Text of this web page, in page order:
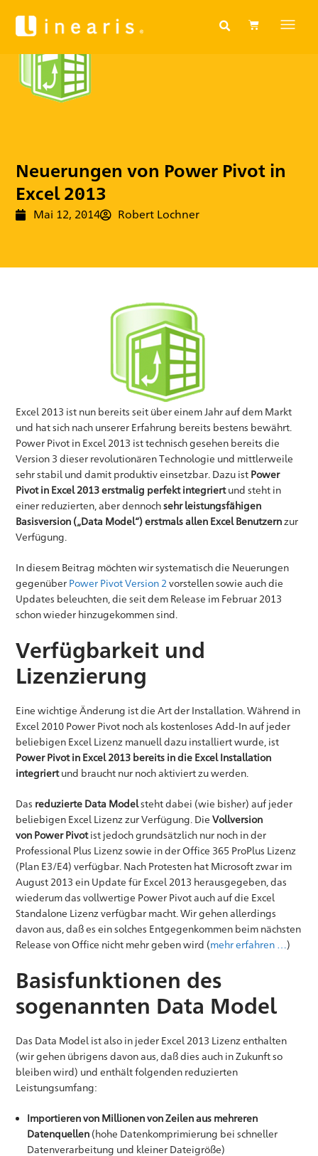
Neuerungen von Power Pivot in
Excel 2013
Mai 12, 2014 Robert Lochner
Excel 2013 ist nun bereits seit über einem Jahr auf dem Markt
und hat sich nach unserer Erfahrung bereits bestens bewährt.
Power Pivot in Excel 2013 ist technisch gesehen bereits die
Version 3 dieser revolutionären Technologie und mittlerweile
sehr stabil und damit produktiv einsetzbar. Dazu ist Power
Pivot in Excel 2013 erstmalig perfekt integriertund steht in
einer reduzierten, aber dennochsehr leistungsfähigen
Basisversion („Data Model“) erstmals allen Excel Benutzernzur
Verfügung.
In diesem Beitrag möchten wir systematisch die Neuerungen
gegenüber Power Pivot Version 2 vorstellen sowie auch die
Updates beleuchten, die seit dem Release im Februar 2013
schon wieder hinzugekommen sind.
Verfügbarkeit und
Lizenzierung
Eine wichtige Änderung ist die Art der Installation. Während in
Excel 2010 Power Pivot noch als kostenloses Add-In auf jeder
beliebigen Excel Lizenz manuell dazu installiert wurde, ist
Power Pivot in Excel 2013 bereits in die Excel Installation
integriertund braucht nur noch aktiviert zu werden.
Das reduzierte Data Modelsteht dabei (wie bisher) auf jeder
beliebigen Excel Lizenz zur Verfügung. DieVollversion
von Power Pivotist jedoch grundsätzlich nur noch in der
Professional Plus Lizenz sowie in der Office 365 ProPlus Lizenz
(Plan E3/E4) verfügbar. Nach Protesten hat Microsoft zwar im
August 2013 ein Update für Excel 2013 herausgegeben, das
wiederum das vollwertige Power Pivot auch auf die Excel
Standalone Lizenz verfügbar macht. Wir gehen allerdings
davon aus, daß es ein solches Entgegenkommen beim nächsten
Release von Office nicht mehr geben wird (mehr erfahren …)
Basisfunktionen des
sogenannten Data Model
Das Data Model ist also in jeder Excel 2013 Lizenz enthalten
(wir gehen übrigens davon aus, daß dies auch in Zukunft so
bleiben wird) und enthält folgenden reduzierten
Leistungsumfang:
Importieren von Millionen von Zeilen aus mehreren
Datenquellen (hohe Datenkomprimierung bei schneller
Datenverarbeitung und kleiner Dateigröße)